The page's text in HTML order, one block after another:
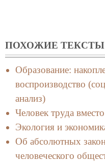
ПОХОЖИЕ
Образование:
воспроизводство
анализ)
Человек труда
Экология и
Об абсолютных
человеческого